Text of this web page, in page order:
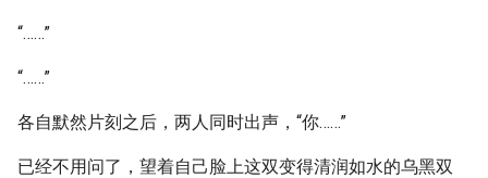
“……”
“……”
各自默然片刻之后，两人同时出声，“你……”
已经不用问了，望着自己脸上这双变得清润如水的乌黑双